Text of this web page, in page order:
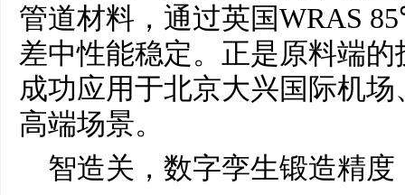
管道材料，通过英国WRAS
差中性能稳定。正是原料端
成功应用于北京大兴国际机
高端场景。
智造关，数字孪生锻造精度